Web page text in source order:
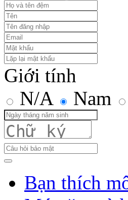
Giới tính
N/A
Nam
Bạn thích